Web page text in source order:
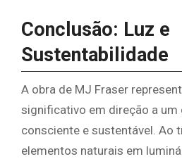
Conclusão: Luz e
Sustentabilidade
A obra de MJ Fraser
significativo em direção a um
consciente e sustentável. Ao
elementos naturais em